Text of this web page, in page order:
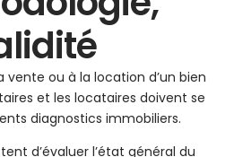
vente ou à la location d’un bien
et les locataires doivent se
diagnostics immobiliers.
d’évaluer l’état général du